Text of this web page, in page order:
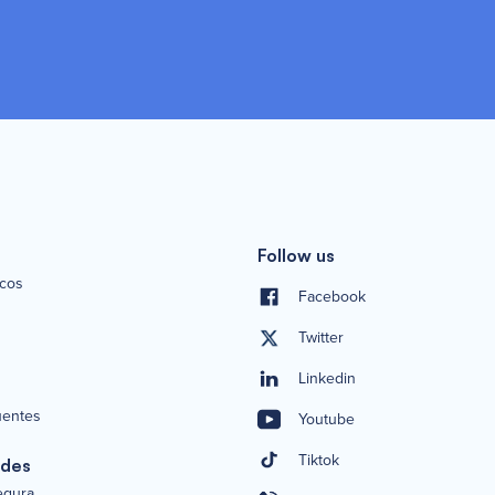
Follow us
Facebook
Twitter
Linkedin
Youtube
Tiktok